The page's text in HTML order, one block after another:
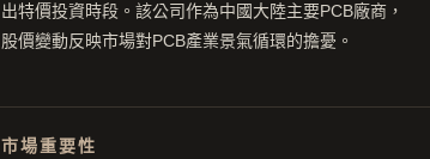
出特價投資時段。該公司作為中國大陸主要PCB廠商，
股價變動反映市場對PCB產業景氣循環的擔憂。
市場重要性